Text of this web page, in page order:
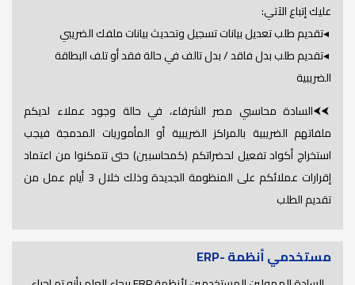
عليك إتباع الآتي:
◂تقديم طلب تعديل بيانات تسجيل وتحديث بيانات ملفك الضريبي
◂تقديم طلب بدل فاقد / بدل تالف في حالة فقد أو تلف البطاقة
الضريبية
⮜⮜السادة محاسبي مصر الشرفاء، في حالة وجود عملاء لديكم
ملفاتهم الضريبية بالمراكز الضريبية أو المأموريات المدمجة فيجب
استخراج أكواد تفعيل لحضراتكم (كمحاسبين) حتى تتمكنوا من اعتماد
إقرارات عملائكم على المنظومة الجديدة وذلك خلال 3 أيام عمل من
تقديم الطلب
مستخدمي أنظمة -ERP